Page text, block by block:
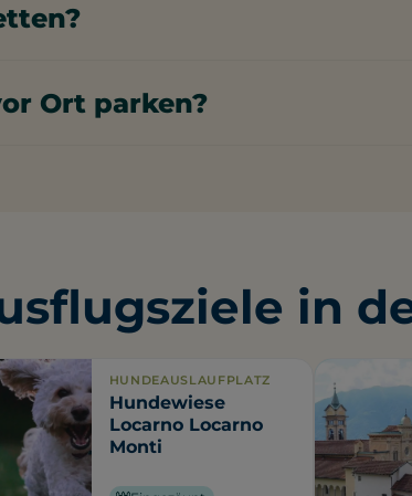
Ort parken?
in
HUNDEAUSLAUFPLATZ
Hundewiese
Locarno Locarno
Monti